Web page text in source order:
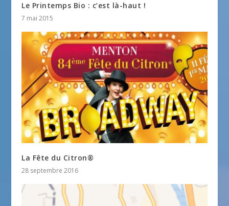
Le Printemps Bio : c’est là-haut !
7 mai 2015
La Fête du Citron®
28 septembre 2016